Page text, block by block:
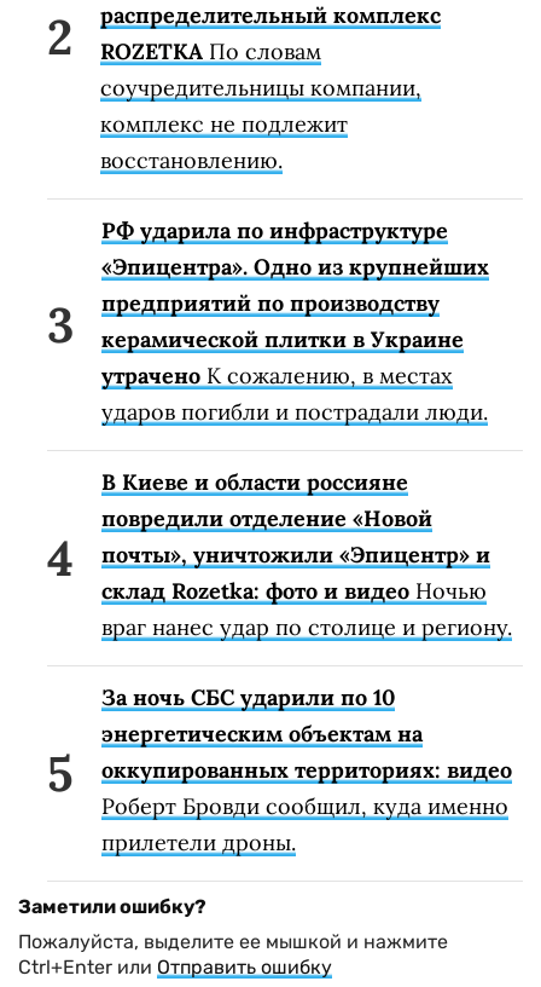
распределительный комплекс
ROZETKA По словам
соучредительницы компании,
комплекс не подлежит
восстановлению.
РФ ударила по инфраструктуре
«Эпицентра». Одно из крупнейших
предприятий по производству
керамической плитки в Украине
утрачено К сожалению, в местах
ударов погибли и пострадали люди.
В Киеве и области россияне
повредили отделение «Новой
почты», уничтожили «Эпицентр» и
склад Rozetka: фото и видео Ночью
враг нанес удар по столице и региону.
За ночь СБС ударили по 10
энергетическим объектам на
оккупированных территориях: видео
Роберт Бровди сообщил, куда именно
прилетели дроны.
Заметили ошибку?
Пожалуйста, выделите ее мышкой и нажмите
Ctrl+Enter или Отправить ошибку